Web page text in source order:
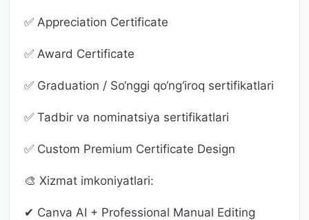
✅ Appreciation Certificate
✅ Award Certificate
✅ Graduation / So‘nggi qo‘ng‘iroq sertifikatlari
✅ Tadbir va nominatsiya sertifikatlari
✅ Custom Premium Certificate Design
🎨 Xizmat imkoniyatlari:
✔ Canva AI + Professional Manual Editing